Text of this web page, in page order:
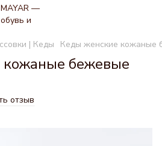
| Кеды Кеды женские кожаные
бежевые
отзыв